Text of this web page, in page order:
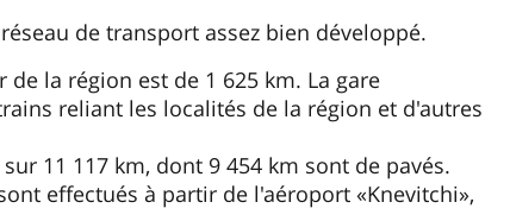
de transport assez bien développé.
la région est de 1 625 km. La gare
reliant les localités de la région et d'autres
11 117 km, dont 9 454 km sont de pavés.
effectués à partir de l'aéroport «Knevitchi»,